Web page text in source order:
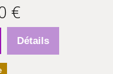
€
Détails